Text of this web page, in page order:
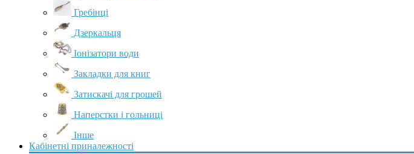
Гребінці
Дзеркальця
Іонізатори води
Закладки для книг
Затискачі для грошей
Наперстки і гольниці
Інше
Кабінетні приналежності